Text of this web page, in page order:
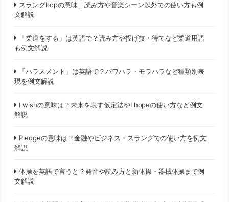
スラングbopの意味｜読み方や音楽シーン以外での使い方も例
文解説
「柔道をする」は英語で？読み方や投げ技・待てなど柔道用語
も例文解説
「ハラスメント」は英語で？パワハラ・モラハラなど種類別表
現を例文解説
I wishの意味は？未来を表す仮定法やI hopeの使い方など例文
解説
Pledgeの意味は？金融やビジネス・スラングでの使い方を例文
解説
体操を英語で言うと？発音や読み方と新体操・器械体操まで例
文解説